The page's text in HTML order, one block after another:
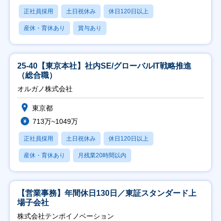
正社員採用 土日祝休み 休日120日以上
産休・育休あり 賞与あり
25-40【東京本社】社内SE/グローバルIT戦略推進
（総合職）
オルガノ株式会社
東京都
713万~1049万
正社員採用 土日祝休み 休日120日以上
産休・育休あり 月残業20時間以内
【営業事務】年間休日130日／東証スタンダード上
場子会社
株式会社テンポイノベーション